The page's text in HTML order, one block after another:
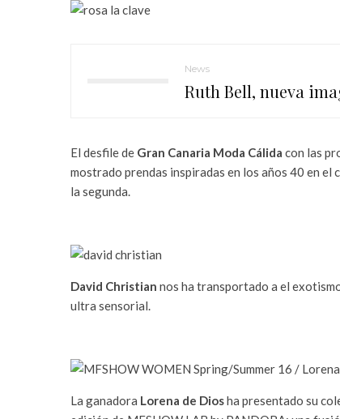
News
Ruth Bell, nueva
El desfile de Gran Canaria Moda Cálida con las
mostrado prendas inspiradas en los años 40 en el
la segunda.
David Christian nos ha transportado a el
ultra sensorial.
La ganadora Lorena de Diosha presentado su